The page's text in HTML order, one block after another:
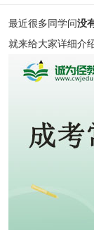
最近很多同学问没
就来给大家详细介